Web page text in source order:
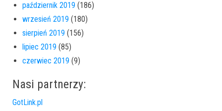
październik 2019 (186)
wrzesień 2019 (180)
sierpień 2019 (156)
lipiec 2019 (85)
czerwiec 2019 (9)
Nasi partnerzy:
GotLink.pl